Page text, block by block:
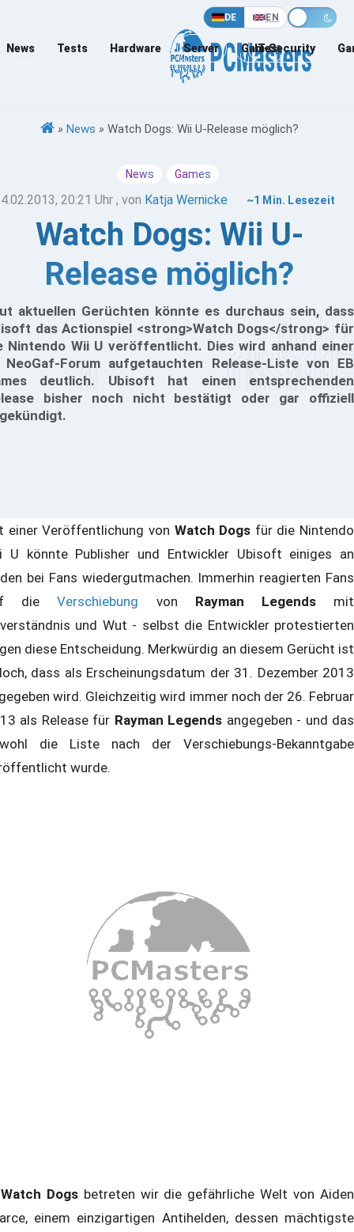
DE EN
News Tests Hardware Server Games
IT-Security
» News » Watch Dogs: Wii U-Release möglich?
News Games
20:21 Uhr , von Katja Wernicke ~1 Min. Lesezeit
Watch Dogs: Wii U-
Release möglich?
aktuellen Gerüchten könnte es durchaus sein, dass
das Actionspiel <strong>Watch Dogs</strong> für
Nintendo Wii U veröffentlicht. Dies wird anhand einer
NeoGaf-Forum aufgetauchten Release-Liste von EB
deutlich. Ubisoft hat einen entsprechenden
bisher noch nicht bestätigt oder gar offiziell
einer Veröffentlichung von Watch Dogs für die Nintendo
U könnte Publisher und Entwickler Ubisoft einiges an
bei Fans wiedergutmachen. Immerhin reagierten Fans
dieVerschiebung von Rayman Legendsmit
und Wut - selbst die Entwickler protestierten
diese Entscheidung. Merkwürdig an diesem Gerücht ist
dass als Erscheinungsdatum der 31. Dezember 2013
wird. Gleichzeitig wird immer noch der 26. Februar
als Release für Rayman Legends angegeben - und das
die Liste nach der Verschiebungs-Bekanntgabe
wurde.
Watch Dogs betreten wir die gefährliche Welt von Aiden
einem einzigartigen Antihelden, dessen mächtigste